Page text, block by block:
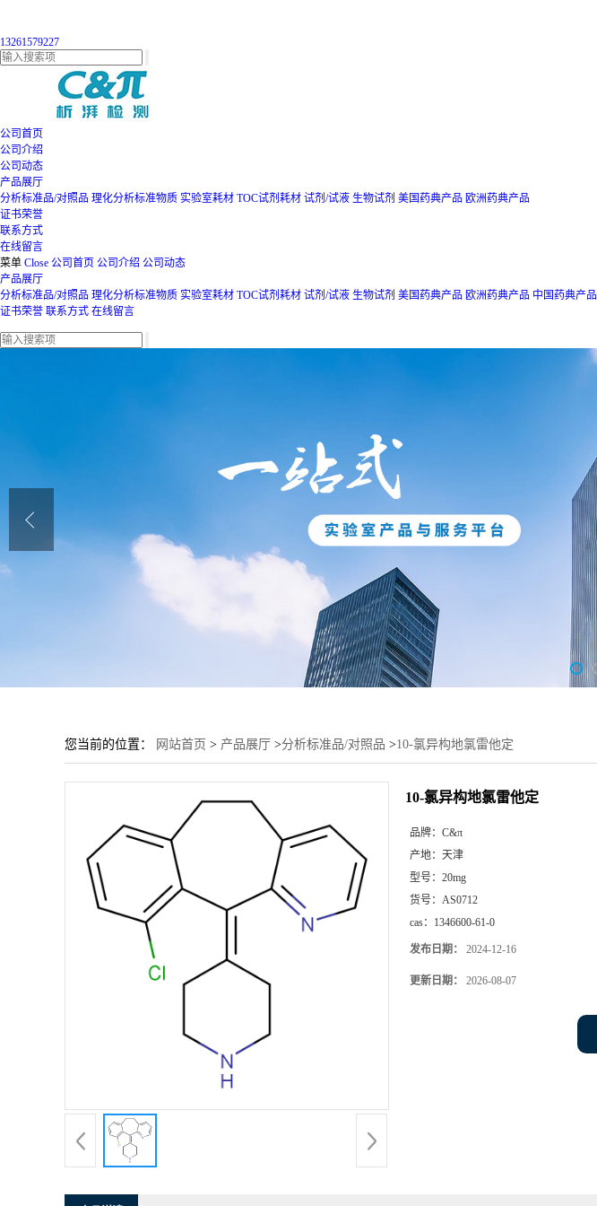
13261579227
公司首页
公司介绍
公司动态
产品展厅
分析标准品/对照品 理化分析标准物质 实验室耗材 TOC试剂耗材 试剂/试液 生物试剂 美国药典产品 欧洲药典产品
证书荣誉
联系方式
在线留言
菜单 Close 公司首页 公司介绍 公司动态
产品展厅
分析标准品/对照品 理化分析标准物质 实验室耗材 TOC试剂耗材 试剂/试液 生物试剂 美国药典产品 欧洲药典产品 中国药典产品
证书荣誉 联系方式 在线留言
您当前的位置： 网站首页 > 产品展厅 >分析标准品/对照品 >10-氯异构地氯雷他定
10-氯异构地氯雷他定
品牌： C&π
产地： 天津
型号： 20mg
货号： AS0712
cas： 1346600-61-0
发布日期： 2024-12-16
更新日期： 2026-08-07